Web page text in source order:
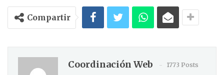
Compartir
Coordinación Web
1773 Posts